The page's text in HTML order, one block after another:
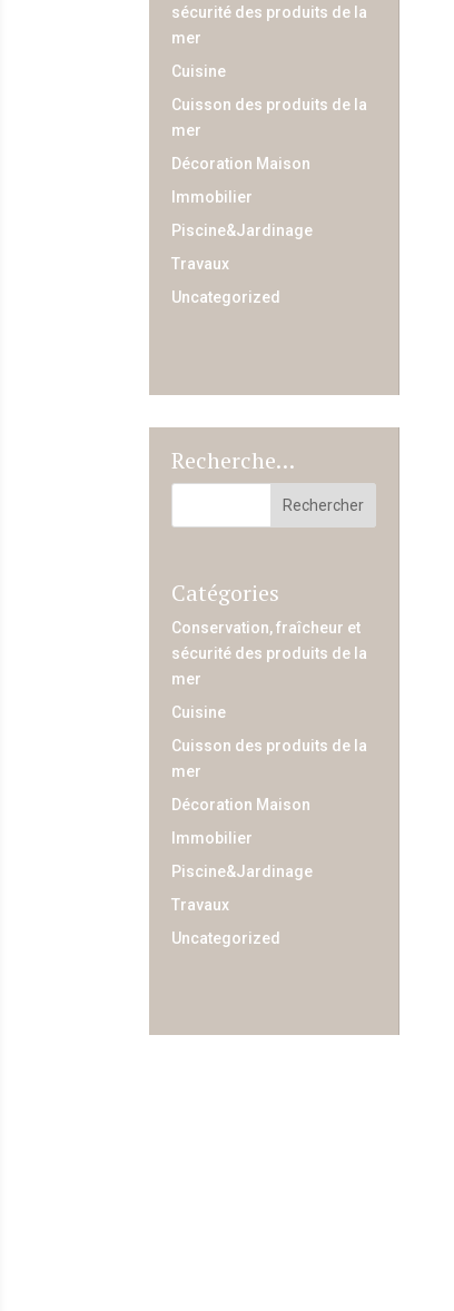
sécurité des produits de la
mer
Cuisine
Cuisson des produits de la
mer
Décoration Maison
Immobilier
Piscine&Jardinage
Travaux
Uncategorized
Recherche…
Catégories
Conservation, fraîcheur et
sécurité des produits de la
mer
Cuisine
Cuisson des produits de la
mer
Décoration Maison
Immobilier
Piscine&Jardinage
Travaux
Uncategorized